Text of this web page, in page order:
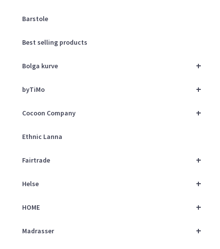
Barstole
Best selling products
+
Bolga kurve
+
byTiMo
+
Cocoon Company
Ethnic Lanna
+
Fairtrade
+
Helse
+
HOME
+
Madrasser